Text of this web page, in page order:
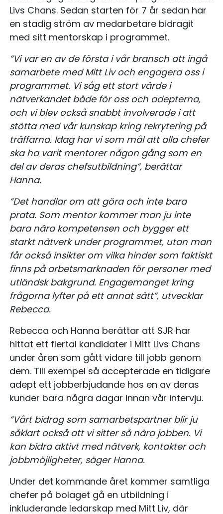
Livs Chans. Sedan starten för 7 år sedan har
en stadig ström av medarbetare bidragit
med sitt mentorskap i programmet.
”Vi var en av de första i vår bransch att ingå
samarbete med Mitt Liv och engagera oss i
programmet. Vi såg ett stort värde i
nätverkandet både för oss och adepterna,
och vi blev också snabbt involverade i att
stötta med vår kunskap kring rekrytering på
träffarna. Idag har vi som mål att alla chefer
ska ha varit mentorer någon gång som en
del av deras chefsutbildning”, berättar
Hanna.
”Det handlar om att göra och inte bara
prata. Som mentor kommer man ju inte
bara nära kompetensen och bygger ett
starkt nätverk under programmet, utan man
får också insikter om vilka hinder som faktiskt
finns på arbetsmarknaden för personer med
utländsk bakgrund. Engagemanget kring
frågorna lyfter på ett annat sätt”, utvecklar
Rebecca.
Rebecca och Hanna berättar att SJR har
hittat ett flertal kandidater i Mitt Livs Chans
under åren som gått vidare till jobb genom
dem. Till exempel så accepterade en tidigare
adept ett jobberbjudande hos en av deras
kunder bara några dagar innan vår intervju.
”Vårt bidrag som samarbetspartner blir ju
såklart också att vi sitter så nära jobben. Vi
kan bidra aktivt med nätverk, kontakter och
jobbmöjligheter, säger Hanna.
Under det kommande året kommer samtliga
chefer på bolaget gå en utbildning i
inkluderande ledarskap med Mitt Liv, där